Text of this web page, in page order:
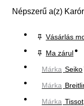
Népszerű a(z)
Vásárlás
Ma zárul
Márka Seiko
Márka
Márka Tissot